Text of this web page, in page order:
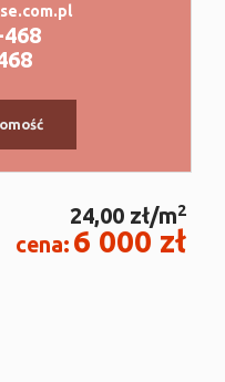
24,00 zł/m2
cena: 6 000 zł